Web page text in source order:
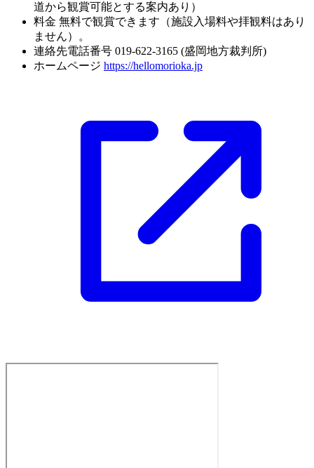
道から観賞可能とする案内あり）
料金 無料で観賞できます（施設入場料や拝観料はあり
ません）。
連絡先電話番号 019-622-3165 (盛岡地方裁判所)
ホームページ https://hellomorioka.jp